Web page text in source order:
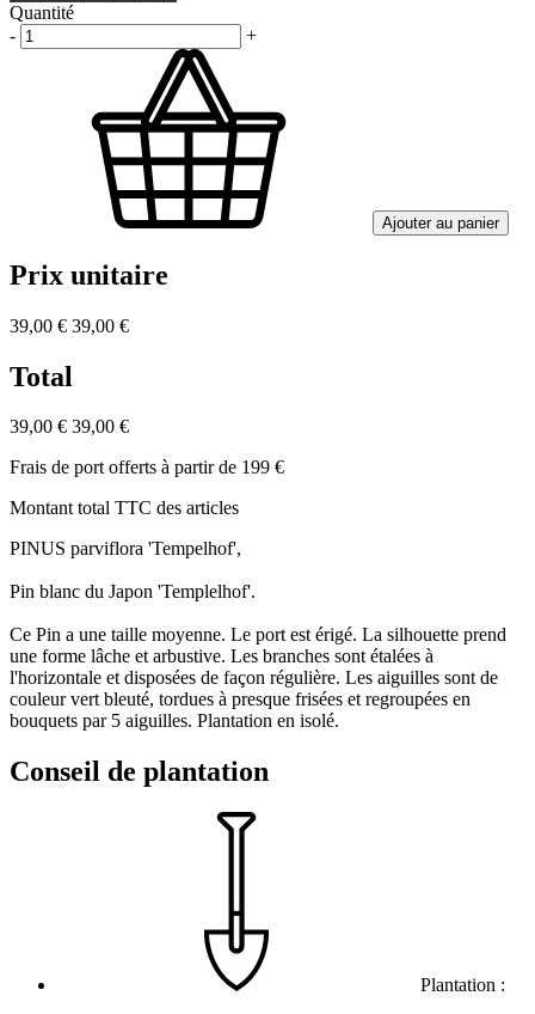
Quantité
-
+
Ajouter au panier
Prix unitaire
39,00 € 39,00 €
Total
39,00 € 39,00 €
Frais de port offerts à partir de 199 €
Montant total TTC des articles
PINUS parviflora 'Tempelhof',
Pin blanc du Japon 'Templelhof'.
Ce Pin a une taille moyenne. Le port est érigé. La silhouette prend
une forme lâche et arbustive. Les branches sont étalées à
l'horizontale et disposées de façon régulière. Les aiguilles sont de
couleur vert bleuté, tordues à presque frisées et regroupées en
bouquets par 5 aiguilles. Plantation en isolé.
Conseil de plantation
Plantation :